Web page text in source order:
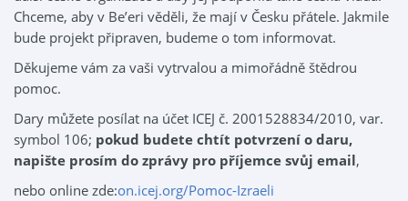
Chceme, aby v Be’eri věděli, že mají v Česku přátele. Jakmile
bude projekt připraven, budeme o tom informovat.
Děkujeme vám za vaši vytrvalou a mimořádně štědrou
pomoc.
Dary můžete posílat na účet ICEJ č. 2001528834/2010, var.
symbol 106; pokud budete chtít potvrzení o daru,
napište prosím do zprávy pro příjemce svůj email,
nebo online zde:on.icej.org/Pomoc-Izraeli